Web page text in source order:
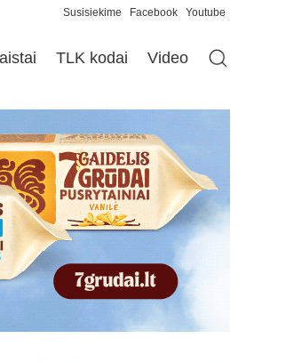
Susisiekime Facebook Youtube
TLK kodai Video